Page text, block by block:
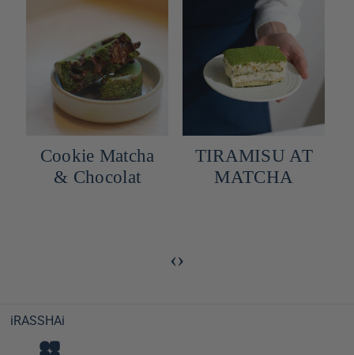
TIRAMISU AT
MATCHA
Hanami
Mochi with
‹›
iRASSHAi